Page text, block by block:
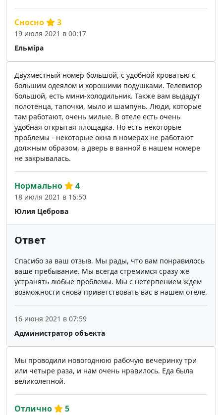
Ельміра
Сносно 3
19 июля 2021 в 00:17
Двухместный номер большой, с удобной кроватью с
большим одеялом и хорошими подушками. Телевизор
большой, есть мини-холодильник. Также вам выдадут
полотенца, тапочки, мыло и шампунь. Люди, которые
там работают, очень милые. В отеле есть очень
удобная открытая площадка. Но есть некоторые
проблемы - некоторые окна в номерах не работают
должным образом, а дверь в ванной в нашем номере
не закрывалась.
Юлия Цеброва
Нормально 4
18 июля 2021 в 16:50
Ответ
Спасибо за ваш отзыв. Мы рады, что вам понравилось
ваше пребывание. Мы всегда стремимся сразу же
устранять любые проблемы. Мы с нетерпением ждем
возможности снова приветствовать вас в нашем отеле.
Администратор объекта
16 июня 2021 в 07:59
Мы проводили новогоднюю рабочую вечеринку три
или четыре раза, и нам очень нравилось. Еда была
великолепной.
Отлично 5